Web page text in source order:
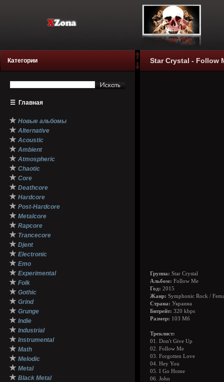
Категории
☰ Главная
★ Новые альбомы
★ Alternative
★ Acoustic
★ Ambient
★ Atmospheric
★ Chaotic
★ Core
★ Deathcore
★ Hardcore
★ Post-Hardcore
★ Metalcore
★ Rapcore
★ Trancecore
★ Djent
★ Electronic
★ Emo
★ Experimental
★ Folk
★ Gothic
★ Grind
★ Grunge
★ Indie
★ Industrial
★ Instrumental
★ Math
★ Melodic
★ Metal
★ Black Metal
Star Crystal - Follow
Группа: Star Crystal
Альбом: Follow Me
Год: 2015
Жанр: Symphonic Rock /
Страна: Украина
Битрейт: 320 kbps
Размер: 103 Мб
Треклист:
01. Don't Give Up
02. Follow Me
03. Forgotten Love
04. Hey You
05. I Go Home
06. John